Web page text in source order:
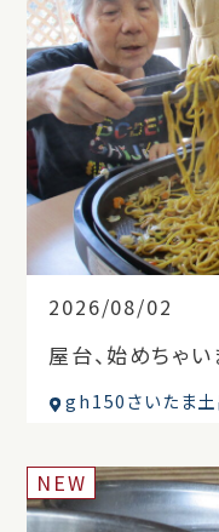
2026/08/02
屋台、始めちゃい
gh150さいたま土
NEW